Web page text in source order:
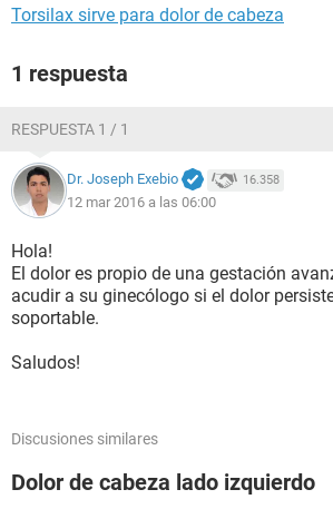
Torsilax sirve para dolor de cabeza
1 respuesta
RESPUESTA 1 / 1
Dr. Joseph Exebio 16.358
12 mar 2016 a las 06:00
Hola!
El dolor es propio de una gestación
acudir a su ginecólogo si el dolor
soportable.
Saludos!
Discusiones similares
Dolor de cabeza lado izquierdo